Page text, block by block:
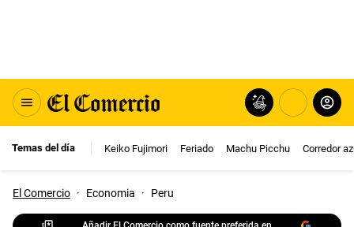
Temas del día Keiko Fujimori Feriado Machu Picchu Corredor
El Comercio · Economia · Peru